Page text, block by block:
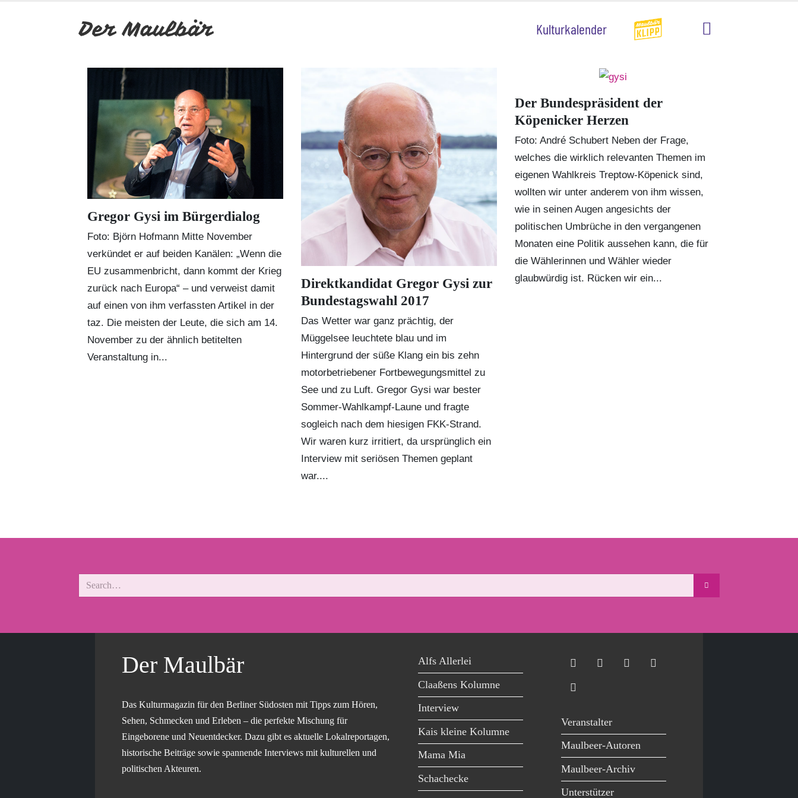
Kulturkalender
Gregor Gysi im Bürgerdialog
Foto: Björn Hofmann Mitte November
verkündet er auf beiden Kanälen: „Wenn die
EU zusammenbricht, dann kommt der Krieg
zurück nach Europa“ – und verweist damit
auf einen von ihm verfassten Artikel in der
taz. Die meisten der Leute, die sich am 14.
November zu der ähnlich betitelten
Veranstaltung in...
Direktkandidat Gregor Gysi zur
Bundestagswahl 2017
Das Wetter war ganz prächtig, der
Müggelsee leuchtete blau und im
Hintergrund der süße Klang ein bis zehn
motorbetriebener Fortbewegungsmittel zu
See und zu Luft. Gregor Gysi war bester
Sommer-Wahlkampf-Laune und fragte
sogleich nach dem hiesigen FKK-Strand.
Wir waren kurz irritiert, da ursprünglich ein
Interview mit seriösen Themen geplant
war....
Der Bundespräsident der
Köpenicker Herzen
Foto: André Schubert Neben der Frage,
welches die wirklich relevanten Themen im
eigenen Wahlkreis Treptow-Köpenick sind,
wollten wir unter anderem von ihm wissen,
wie in seinen Augen angesichts der
politischen Umbrüche in den vergangenen
Monaten eine Politik aussehen kann, die für
die Wählerinnen und Wähler wieder
glaubwürdig ist. Rücken wir ein...
Der Maulbär
Das Kulturmagazin für den Berliner Südosten mit Tipps zum Hören,
Sehen, Schmecken und Erleben – die perfekte Mischung für
Eingeborene und Neuentdecker. Dazu gibt es aktuelle Lokalreportagen,
historische Beiträge sowie spannende Interviews mit kulturellen und
politischen Akteuren.
Alfs Allerlei
Claaßens Kolumne
Interview
Kais kleine Kolumne
Mama Mia
Schachecke
Veranstalter
Maulbeer-Autoren
Maulbeer-Archiv
Unterstützer